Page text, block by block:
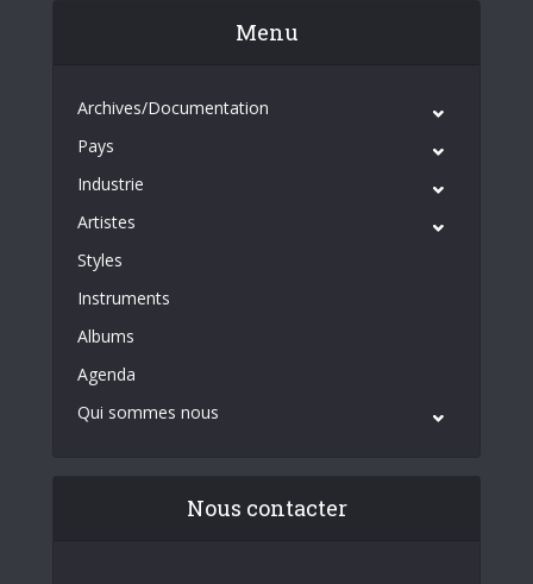
Menu
Archives/Documentation
Pays
Industrie
Artistes
Styles
Instruments
Albums
Agenda
Qui sommes nous
Nous contacter